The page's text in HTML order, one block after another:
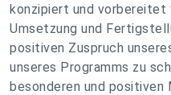
konzipiert und vorbereitet
Umsetzung und
positiven Zuspruch
unseres Programms zu
besonderen und positiven